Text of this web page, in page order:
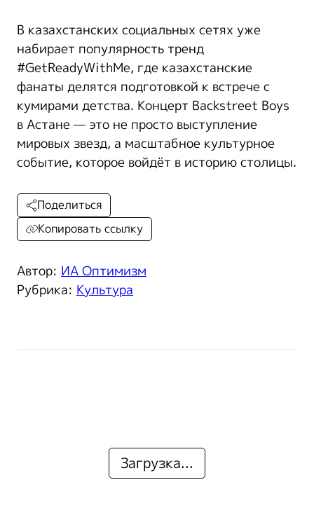
В казахстанских социальных сетях уже
набирает популярность тренд
#GetReadyWithMe, где казахстанские
фанаты делятся подготовкой к встрече с
кумирами детства. Концерт Backstreet Boys
в Астане — это не просто выступление
мировых звезд, а масштабное культурное
событие, которое войдёт в историю столицы.
Автор: ИА Оптимизм
Рубрика: Культура
Поделиться
Копировать ссылку
Загрузка...